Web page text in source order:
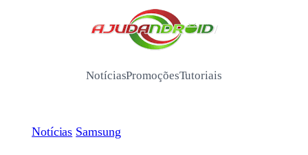
/
NotíciasPromoçõesTutoriais
Notícias Samsung